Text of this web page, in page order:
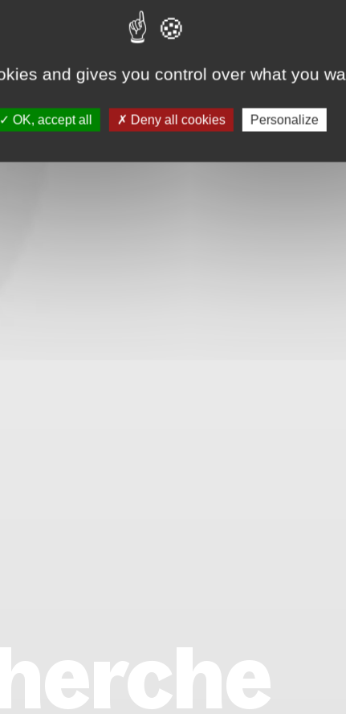
and gives you control over what you
OK, accept all Deny all cookies Personalize